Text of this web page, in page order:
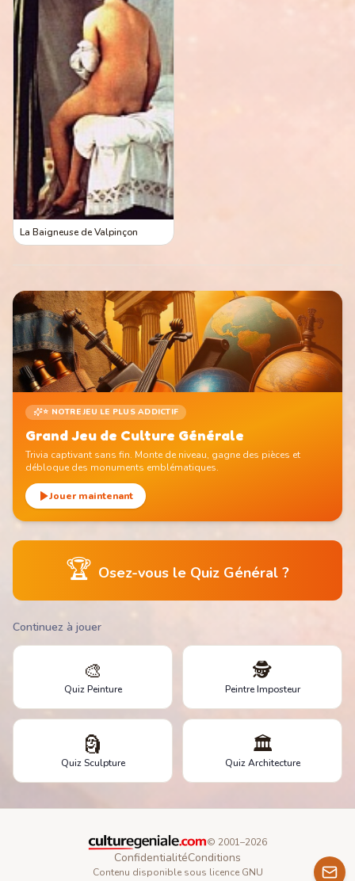
La Baigneuse de Valpinçon
⭐ NOTRE JEU LE PLUS ADDICTIF
Grand Jeu de Culture Générale
Trivia captivant sans fin. Monte de niveau, gagne des pièces et
débloque des monuments emblématiques.
Jouer maintenant
🏆 Osez-vous le Quiz Général ?
Continuez à jouer
🎨
Quiz Peinture
🕵️
Peintre Imposteur
🗿
Quiz Sculpture
🏛️
Quiz Architecture
© 2001–2026
ConfidentialitéConditions
Contenu disponible sous licence GNU